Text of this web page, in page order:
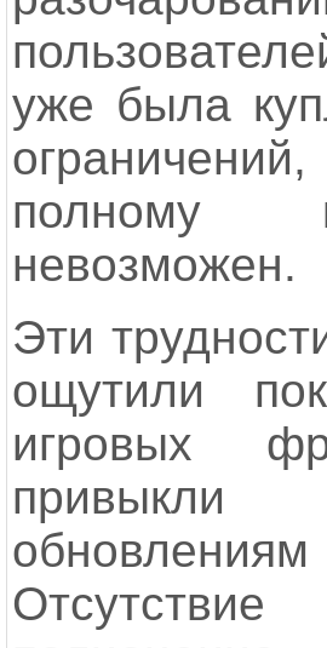
уже была
полному
невозможен.
Эти
ощутили
игровых
привыкли